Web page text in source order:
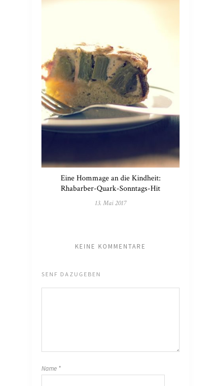
Eine Hommage an die Kindheit:
Rhabarber-Quark-Sonntags-Hit
13. Mai 2017
KEINE KOMMENTARE
SENF DAZUGEBEN
Name *